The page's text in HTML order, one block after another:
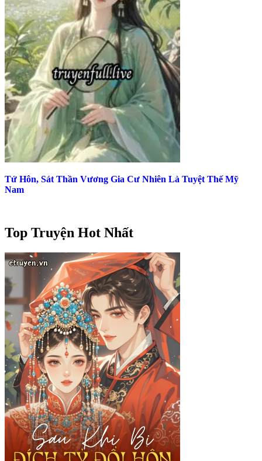
Tứ Hôn, Sát Thần Vương Gia Cư Nhiên Là Tuyệt Thế Mỹ
Nam
Top Truyện Hot Nhất